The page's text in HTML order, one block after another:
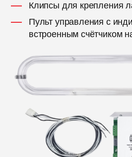
Клипсы для крепления
Пульт управления с
встроенным счётчиком